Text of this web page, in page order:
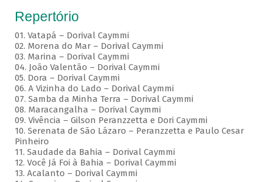
Repertório
01. Vatapá – Dorival Caymmi
02. Morena do Mar – Dorival Caymmi
03. Marina – Dorival Caymmi
04. João Valentão – Dorival Caymmi
05. Dora – Dorival Caymmi
06. A Vizinha do Lado – Dorival Caymmi
07. Samba da Minha Terra – Dorival Caymmi
08. Maracangalha – Dorival Caymmi
09. Vivência – Gilson Peranzzetta e Dori Caymmi
10. Serenata de São Lázaro – Peranzzetta e Paulo Cesar
Pinheiro
11. Saudade da Bahia – Dorival Caymmi
12. Você Já Foi à Bahia – Dorival Caymmi
13. Acalanto – Dorival Caymmi